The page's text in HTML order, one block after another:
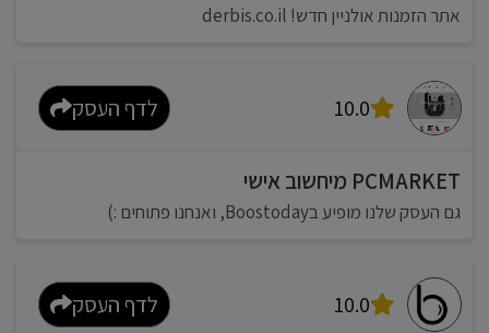
אתר הזמנות אולניין חדש! derbis.co.il
10.0 לדף העסק
PCMARKET מיחשוב אישי
גם העסק שלנו מופיע בBoostoday, ואנחנו פתוחים :)
10.0 לדף העסק